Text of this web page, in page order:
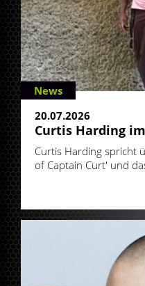
News
20.07.2026
Curtis Harding
Curtis Harding spricht
of Captain Curt' und